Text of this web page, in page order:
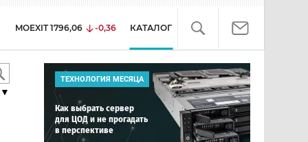
MOEXIT 1796,06 -0,36 КАТАЛОГ
▼
ТЕХНОЛОГИЯ МЕСЯЦА
Как выбрать сервер
для ЦОД и не прогадать
в перспективе